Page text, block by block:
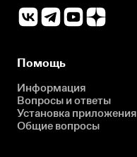
Помощь
Информация
Вопросы и ответы
Установка приложения
Общие вопросы